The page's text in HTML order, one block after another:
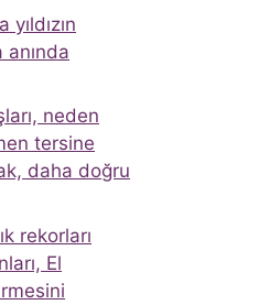
neden
tersine
daha doğru
rekorları
El